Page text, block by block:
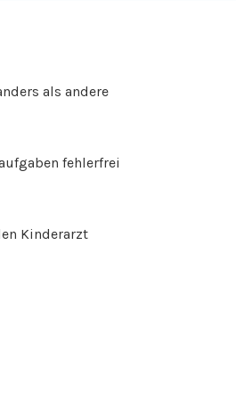
als andere
fehlerfrei
Kinderarzt